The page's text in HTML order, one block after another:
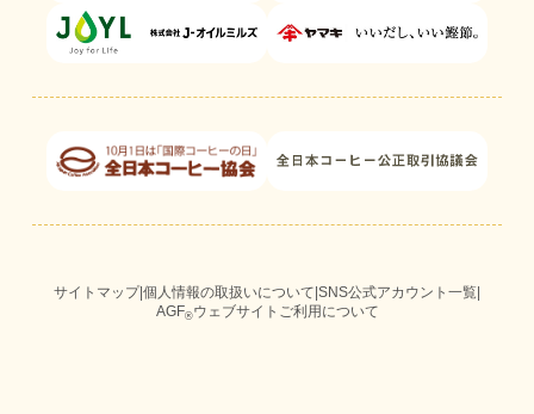
サイトマップ|個人情報の取扱いについて|SNS公式アカウント一覧|
AGF®ウェブサイトご利用について